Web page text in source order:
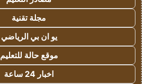
مجلة تقنية
يو ان بي الرياضي
موقع حالة للتعليم
اخبار 24 ساعة